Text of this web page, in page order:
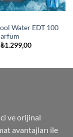
Water EDT 100
Orijinal
₺1.299,00Şu
ve orijinal
avantajları ile